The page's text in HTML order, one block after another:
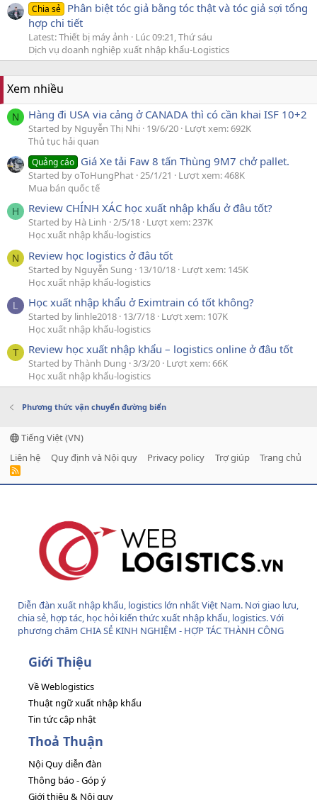
Chia sẻ Phân biệt tóc giả bằng tóc thật và tóc giả sợi tổng
hợp chi tiết
Latest: Thiết bị máy ảnh
Lúc 09:21, Thứ sáu
Dịch vụ doanh nghiệp xuất nhập khẩu-Logistics
Xem nhiều
N Hàng đi USA via cảng ở CANADA thì có cần khai ISF 10+2
Started by Nguyễn Thị Nhi 19/6/20 Lượt xem: 692K
Thủ tục hải quan
Quảng cáo Giá Xe tải Faw 8 tấn Thùng 9M7 chở pallet.
Started by oToHungPhat 25/1/21
Lượt xem: 468K
Mua bán quốc tế
H Review CHÍNH XÁC học xuất nhập khẩu ở đâu tốt?
Started by Hà Linh 2/5/18 Lượt xem: 237K
Học xuất nhập khẩu-logistics
N Review học logistics ở đâu tốt
Started by Nguyễn Sung 13/10/18 Lượt xem: 145K
Học xuất nhập khẩu-logistics
L Học xuất nhập khẩu ở Eximtrain có tốt không?
Started by linhle2018 13/7/18 Lượt xem: 107K
Học xuất nhập khẩu-logistics
T Review học xuất nhập khẩu – logistics online ở đâu tốt
Started by Thành Dung 3/3/20 Lượt xem: 66K
Học xuất nhập khẩu-logistics
Phương thức vận chuyển đường biển
Tiếng Việt (VN)
Liên hệ
Quy định và Nội quy Privacy policy Trợ giúp Trang chủ
R
Diễn đàn xuất nhập khẩu, logistics lớn nhất Việt Nam. Nơi giao lưu,
chia sẻ, hợp tác, học hỏi kiến thức xuất nhập khẩu, logistics. Với
phương châm CHIA SẺ KINH NGHIỆM - HỢP TÁC THÀNH CÔNG
Giới Thiệu
Về Weblogistics
Thuật ngữ xuất nhập khẩu
Tin tức cập nhật
Thoả Thuận
Nội Quy diễn đàn
Thông báo - Góp ý
Giới thiệu & Nội quy